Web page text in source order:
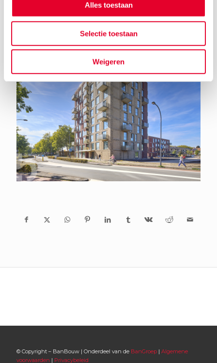
Alles toestaan
Selectie toestaan
Weigeren
Terug naar het nieuwsoverzicht
© Copyright – BanBouw | Onderdeel van de BanGroep| Algemene
voorwaarden | Privacybeleid